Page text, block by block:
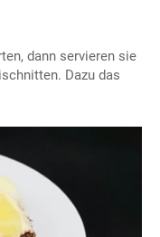
dann servieren sie
Dazu das